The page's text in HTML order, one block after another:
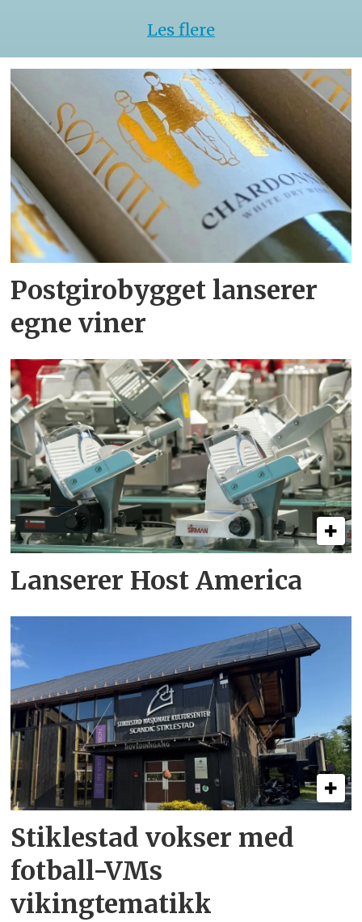
Les flere
Postgirobygget lanserer
egne viner
Lanserer Host America
Stiklestad vokser med
fotball-VMs
vikingtematikk